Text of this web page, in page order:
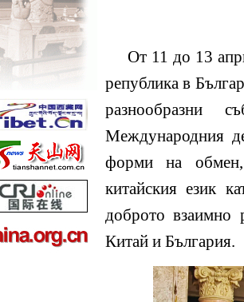
От 11 до 13
република в
разнообразни
Международния
форми на обмен,
китайския език
доброто взаимно
Китай и България.